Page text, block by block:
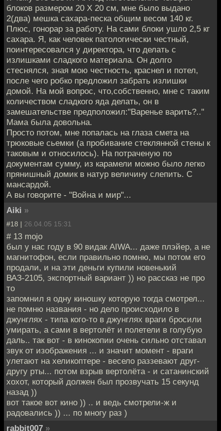
блоков размером 20 Х 20 см, мне было выдано
2(два) мешка сахара-песка общим весом 140 кг.
Плюс, гонорар за работу. На сами блоки ушло 2,5 кг
сахара. Я, как человек патологически честный,
поинтересовался у директора, что делать с
излишками сладкого материала. Он долго
стеснялся, зная мою честность, краснел и потел,
после чего робко предложил забрать излишки
домой. На мой вопрос, что,собственно, мне с таким
количеством сладкого яда делать, он в
замешательстве предположил:"Варенье варить?.."
Мама была довольна.
Просто потом, мне попалась на глаза смета на
трюковые сьемки (а пробивание стеклянной стены к
таковым и относилось). На потраченую по
документам сумму, из карамели можно было легко
прянишный домик в натур величину слепить. С
мансардой.
А вы говорите - "Война и мир"...
Aiki »
#18 | 26.04.05 15:31
# 13 mojo
был у нас году в 90 видак AIWA... даже плэйер, а не
магнитофон, если правильно помню, мы потом его
продали, и на эти деньги купили новенький
ВАЗ-2105, экспортный вариант )) но рассказ не про
то
запомнил я одну киношку которую тогда смотрел...
не помню названия - но дело происходило в
джунглях - типа кого-то в джунглях враги бросили
умирать, а сами в вертолёт и полетели в голубую
даль.. так вот - в кинокопии очень сильно отставал
звук от изображения ... и значит момент - враги
улетают на хеликоптере - весело раззевают друг-
другу рты... потом взрыв вертолёта - и сатанинский
хохот, который должен был прозвучать 15 секунд
назад ))
вот такое вот кино )) .. и ведь смотрели-ж и
радовались )) ... по многу раз )
rabbit007 »